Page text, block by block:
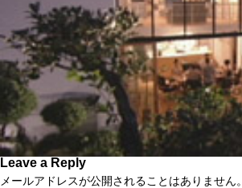
Leave a Reply
メールアドレスが公開されることはありません。